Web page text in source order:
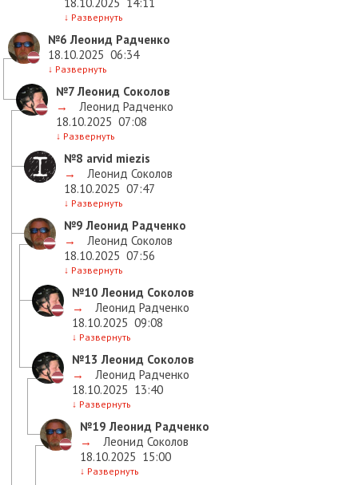
18.10.2025 14:11
↓ Развернуть
№6 Леонид Радченко
18.10.2025 06:34
↓ Развернуть
№7Леонид Соколов
→
Леонид Радченко
18.10.2025 07:08
↓ Развернуть
№8 arvid miezis
→
Леонид Соколов
18.10.2025 07:47
↓ Развернуть
№9 Леонид Радченко
→
Леонид Соколов
18.10.2025 07:56
↓ Развернуть
№10 Леонид Соколов
→
Леонид Радченко
18.10.2025 09:08
↓ Развернуть
№13 Леонид Соколов
→
Леонид Радченко
18.10.2025 13:40
↓ Развернуть
№19 Леонид Радченко
→
Леонид Соколов
18.10.2025 15:00
↓ Развернуть